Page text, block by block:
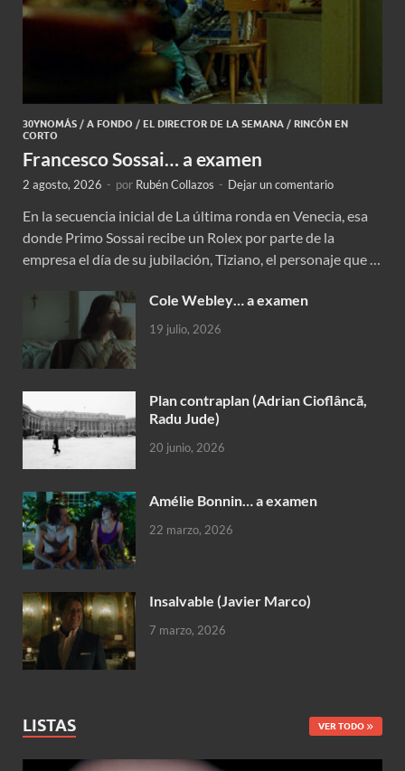
30YNOMÁS / A FONDO / EL DIRECTOR DE LA SEMANA / RINCÓN EN
CORTO
Francesco Sossai… a examen
2 agosto, 2026 - por Rubén Collazos - Dejar un comentario
En la secuencia inicial de La última ronda en Venecia, esa
donde Primo Sossai recibe un Rolex por parte de la
empresa el día de su jubilación, Tiziano, el personaje que …
Cole Webley… a examen
19 julio, 2026
Plan contraplan (Adrian Cioflâncã,
Radu Jude)
20 junio, 2026
Amélie Bonnin… a examen
22 marzo, 2026
Insalvable (Javier Marco)
7 marzo, 2026
LISTAS VER TODO